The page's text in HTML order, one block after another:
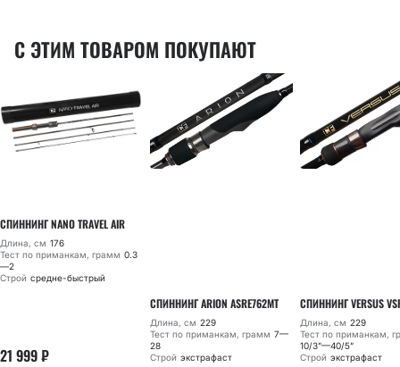
С ЭТИМ ТОВАРОМ ПОКУПАЮТ
СПИННИНГ NANO TRAVEL AIR
Длина, см 176
Тест по приманкам, грамм 0.3
—2
Строй средне-быстрый
21 999₽
СПИННИНГ ARION ASRE762MT
Длина, см 229
Тест по приманкам, грамм 7—
28
Строй экстрафаст
СПИННИНГ VERSUS
Длина, см 229
Тест по приманкам,
10/3”—40/5”
Строй экстрафаст